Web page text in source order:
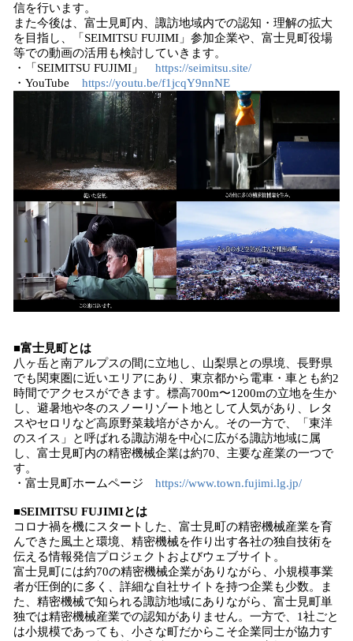
信を行います。
また今後は、富士見町内、諏訪地域内での認知・理解の拡大
を目指し、「SEIMITSU FUJIMI」参加企業や、富士見町役場
等での動画の活用も検討していきます。
・「SEIMITSU FUJIMI」 https://seimitsu.site/
・YouTube https://youtu.be/f1jcqY9nnNE
■富士見町とは
八ヶ岳と南アルプスの間に立地し、山梨県との県境、長野県
でも関東圏に近いエリアにあり、東京都から電車・車とも約2
時間でアクセスができます。標高700m〜1200mの立地を生か
し、避暑地や冬のスノーリゾート地として人気があり、レタ
スやセロリなど高原野菜栽培がさかん。その一方で、「東洋
のスイス」と呼ばれる諏訪湖を中心に広がる諏訪地域に属
し、富士見町内の精密機械企業は約70、主要な産業の一つで
す。
・富士見町ホームページ https://www.town.fujimi.lg.jp/
■SEIMITSU FUJIMIとは
コロナ禍を機にスタートした、富士見町の精密機械産業を育
んできた風土と環境、精密機械を作り出す各社の独自技術を
伝える情報発信プロジェクトおよびウェブサイト。
富士見町には約70の精密機械企業がありながら、小規模事業
者が圧倒的に多く、詳細な自社サイトを持つ企業も少数。ま
た、精密機械で知られる諏訪地域にありながら、富士見町単
独では精密機械産業での認知がありません。一方で、1社ごと
は小規模であっても、小さな町だからこそ企業同士が協力す